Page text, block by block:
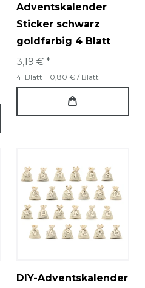
Adventskalender
Sticker schwarz
goldfarbig 4 Blatt
3,19 € *
4 Blatt | 0,80 € / Blatt
DIY-Adventskalender